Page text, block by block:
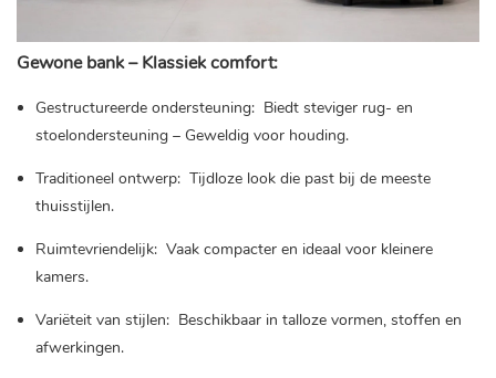
Gewone bank – Klassiek comfort:
Gestructureerde ondersteuning: Biedt steviger rug- en
stoelondersteuning – Geweldig voor houding.
Traditioneel ontwerp: Tijdloze look die past bij de meeste
thuisstijlen.
Ruimtevriendelijk: Vaak compacter en ideaal voor kleinere
kamers.
Variëteit van stijlen: Beschikbaar in talloze vormen, stoffen en
afwerkingen.